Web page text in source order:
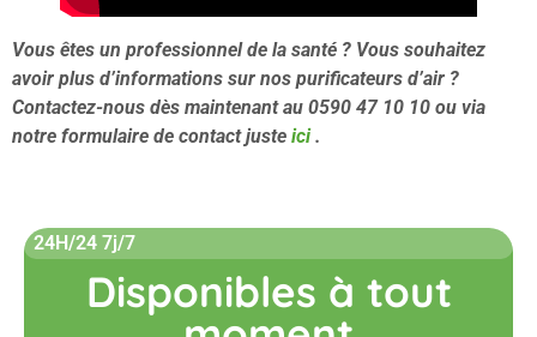
Vous êtes un professionnel de la santé ? Vous souhaitez
avoir plus d’informations sur nos purificateurs d’air ?
Contactez-nous dès maintenant au 0590 47 10 10 ou via
notre formulaire de contact juste ici.
24H/24 7j/7
Disponibles à tout